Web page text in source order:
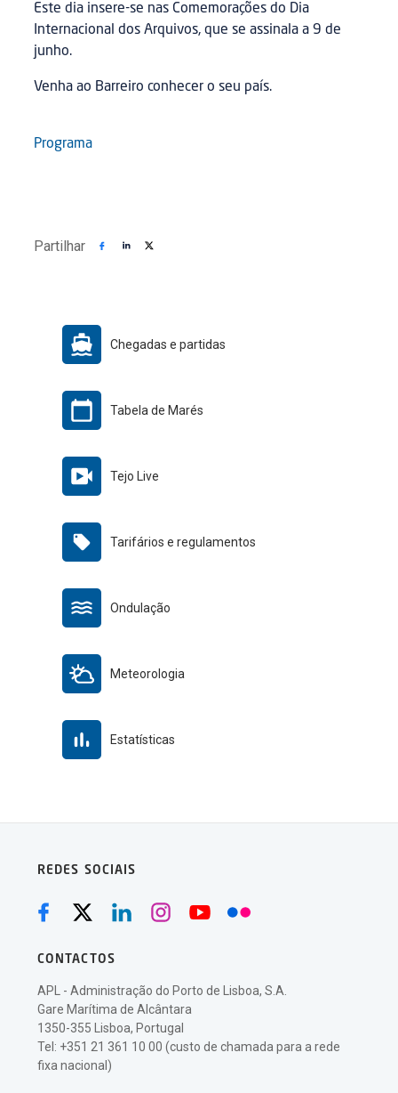
Este dia insere-se nas Comemorações do Dia
Internacional dos Arquivos, que se assinala a 9 de
junho.
Venha ao Barreiro conhecer o seu país.
Programa
Partilhar
Chegadas e partidas
Tabela de Marés
Tejo Live
Tarifários e regulamentos
Ondulação
Meteorologia
Estatísticas
REDES SOCIAIS
CONTACTOS
APL - Administração do Porto de Lisboa, S.A.
Gare Marítima de Alcântara
1350-355 Lisboa, Portugal
Tel: +351 21 361 10 00 (custo de chamada para a rede
fixa nacional)